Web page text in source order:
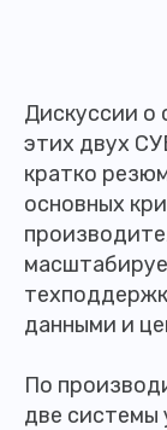
Дискуссии о
этих двух
кратко
основных
данными и
По
две системы